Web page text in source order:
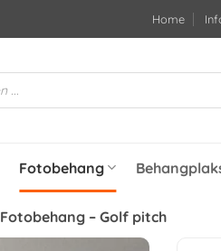
Home
Fotobehang
Fotobehang – Golf pitch